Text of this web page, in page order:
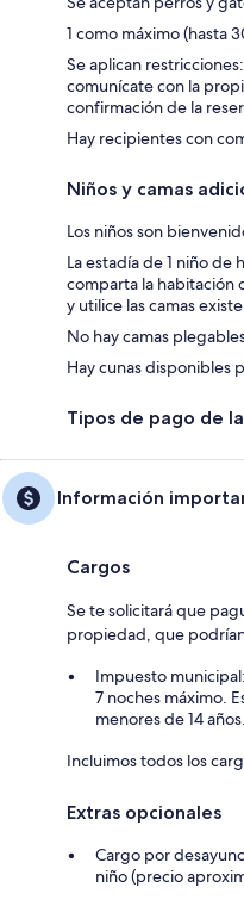
1 como máximo (hasta
Se aplican
comunícate con la
confirmación de la
Hay recipientes con
Niños y camas
Los niños son
La estadía de 1 niño de
comparta la habitación
y utilice las camas
No hay camas
Hay cunas disponibles
Tipos de pago de
Información
Cargos
Se te solicitará que
propiedad, que
Impuesto
7 noches máximo.
menores de 14 años.
Incluimos todos los
Extras opcionales
Cargo por
niño (precio